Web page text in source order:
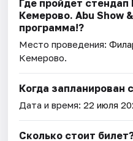
Где пройдет стендап
Кемерово. Abu Show
программа!?
Место проведения:
Кемерово.
Когда запланирован
Дата и время:22 июля
Сколько стоит